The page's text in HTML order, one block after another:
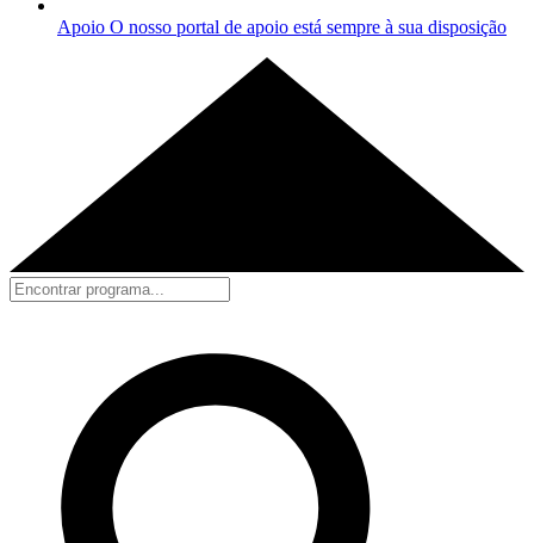
Apoio O nosso portal de apoio está sempre à sua disposição